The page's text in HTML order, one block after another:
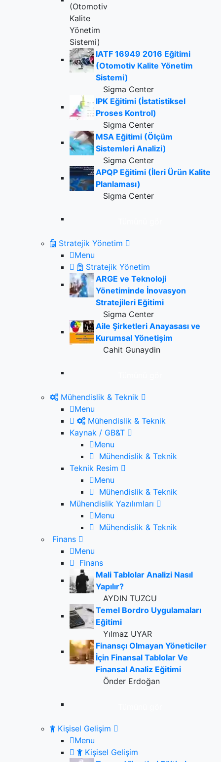
IATF 16949 2016 Eğitimi
(Otomotiv Kalite Yönetim
Sistemi)
Sigma Center
IPK Eğitimi (İstatistiksel
Proses Kontrol)
Sigma Center
MSA Eğitimi (Ölçüm
Sistemleri Analizi)
Sigma Center
APQP Eğitimi (İleri Ürün Kalite
Planlaması)
Sigma Center
Stratejik Yönetim
Menu
Stratejik Yönetim
ARGE ve Teknoloji
Yönetiminde İnovasyon
Stratejileri Eğitimi
Sigma Center
Aile Şirketleri Anayasası ve
Kurumsal Yönetişim
Cahit Gunaydin
Mühendislik & Teknik
Menu
Mühendislik & Teknik
Kaynak / GB&T
Menu
Mühendislik & Teknik
Teknik Resim
Menu
Mühendislik & Teknik
Mühendislik Yazılımları
Menu
Mühendislik & Teknik
Finans
Menu
Finans
Mali Tablolar Analizi Nasıl
Yapılır?
AYDIN TUZCU
Temel Bordro Uygulamaları
Eğitimi
Yılmaz UYAR
Finansçı Olmayan Yöneticiler
İçin Finansal Tablolar Ve
Finansal Analiz Eğitimi
Önder Erdoğan
Kişisel Gelişim
Menu
Kişisel Gelişim